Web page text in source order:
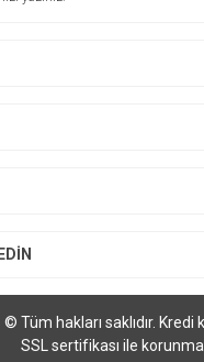
© Tüm hakları saklıdır.
SSL sertifikası ile